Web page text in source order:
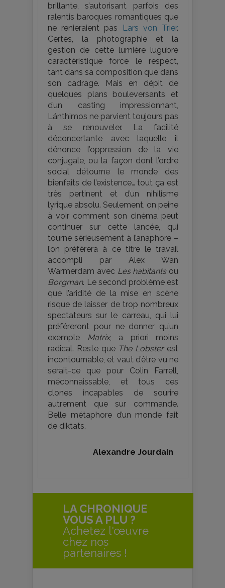
brillante, s’autorisant parfois des
ralentis baroques romantiques que
ne renieraient pas
Lars von Trier.
Certes, la photographie et la
gestion de cette lumière lugubre
caractéristique force le respect,
tant dans sa composition que dans
son cadrage. Mais en dépit de
quelques plans bouleversants et
d’un casting impressionnant,
Lánthimos ne parvient toujours pas
à se renouveler. La facilité
déconcertante avec laquelle il
dénonce l’oppression de la vie
conjugale, ou la façon dont l’ordre
social détourne le monde des
bienfaits de l’existence… tout ça est
très pertinent et d’un nihilisme
lyrique absolu. Seulement, on peine
à voir comment son cinéma peut
continuer sur cette lancée, qui
tourne sérieusement à l’anaphore –
l’on préférera à ce titre le travail
accompli par Alex Wan
Warmerdam avec Les habitantsou
Borgman. Le second problème est
que l’aridité de la mise en scène
risque de laisser de trop nombreux
spectateurs sur le carreau, qui lui
préféreront pour ne donner qu’un
exemple
Matrix, a priori moins
radical. Reste que The Lobsterest
incontournable, et vaut d’être vu ne
serait-ce que pour Colin Farrell,
méconnaissable, et tous ces
clones incapables de sourire
autrement que sur commande.
Belle métaphore d’un monde fait
de diktats.
Alexandre Jourdain
LA CHRONIQUE
VOUS A PLU ?
Achetez l'œuvre
chez nos
partenaires !